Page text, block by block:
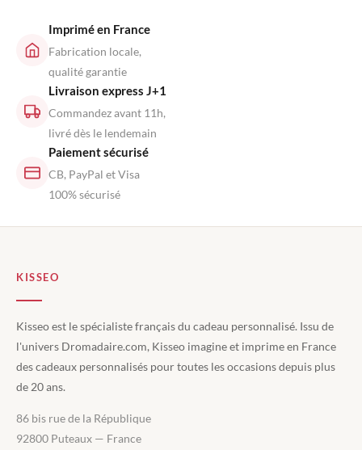
Imprimé en France
Fabrication locale,
qualité garantie
Livraison express J+1
Commandez avant 11h,
livré dès le lendemain
Paiement sécurisé
CB, PayPal et Visa
100% sécurisé
KISSEO
Kisseo est le spécialiste français du cadeau personnalisé. Issu de
l'univers Dromadaire.com, Kisseo imagine et imprime en France
des cadeaux personnalisés pour toutes les occasions depuis plus
de 20 ans.
86 bis rue de la République
92800 Puteaux — France